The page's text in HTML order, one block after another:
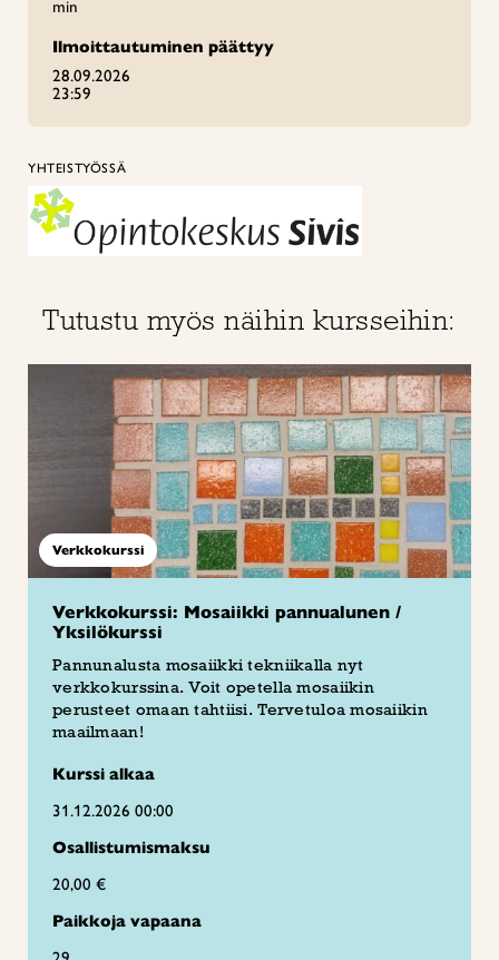
min
Ilmoittautuminen päättyy
28.09.2026
23:59
YHTEISTYÖSSÄ
Tutustu myös näihin kursseihin:
Verkkokurssi
Verkkokurssi: Mosaiikki pannualunen /
Yksilökurssi
Pannunalusta mosaiikki tekniikalla nyt
verkkokurssina. Voit opetella mosaiikin
perusteet omaan tahtiisi. Tervetuloa mosaiikin
maailmaan!
Kurssi alkaa
31.12.2026 00:00
Osallistumismaksu
20,00 €
Paikkoja vapaana